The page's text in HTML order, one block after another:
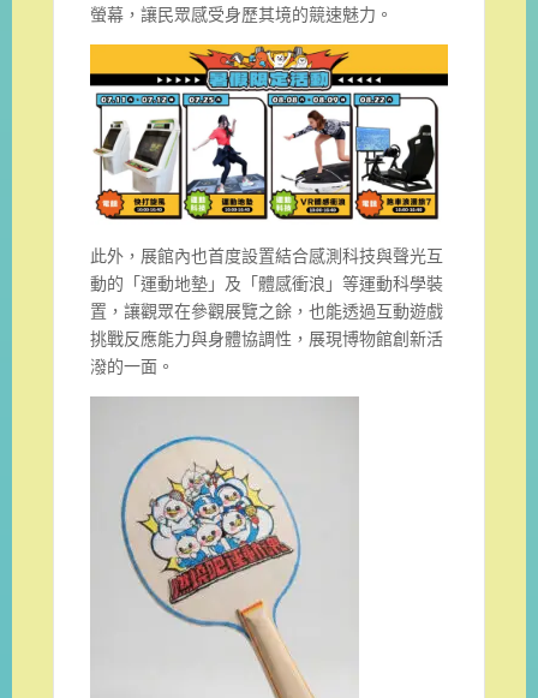
螢幕，讓民眾感受身歷其境的競速魅力。
此外，展館內也首度設置結合感測科技與聲光互
動的「運動地墊」及「體感衝浪」等運動科學裝
置，讓觀眾在參觀展覽之餘，也能透過互動遊戲
挑戰反應能力與身體協調性，展現博物館創新活
潑的一面。